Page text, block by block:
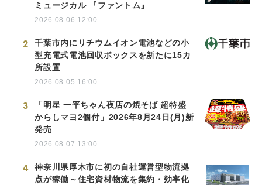
ミュージカル 『ファントム』
2026.08.06 12:00
2
千葉市内にリチウムイオン電池などの小
型充電式電池回収ボックスを新たに15カ
所設置
2026.08.05 16:00
3
「明星 一平ちゃん夜店の焼そば 超特盛
からしマヨ2個付」2026年8月24日(月)新
発売
2026.08.07 13:00
4
神奈川県厚木市に初の自社運営型物流拠
点が稼働～住宅資材物流を集約・効率化